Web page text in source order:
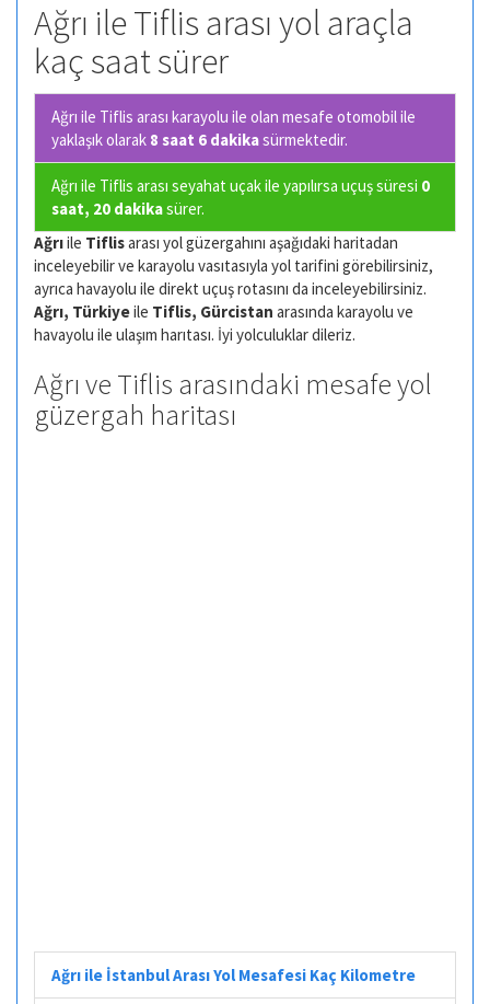
Ağrı ile Tiflis arası yol araçla
kaç saat sürer
Ağrı ile Tiflis arası karayolu ile olan mesafe otomobil ile
yaklaşık olarak 8 saat 6 dakikasürmektedir.
Ağrı ile Tiflis arası seyahat uçak ile yapılırsa uçuş süresi 0
saat, 20 dakikasürer.
Ağrıile Tiflisarası yol güzergahını aşağıdaki haritadan
inceleyebilir ve karayolu vasıtasıyla yol tarifini görebilirsiniz,
ayrıca havayolu ile direkt uçuş rotasını da inceleyebilirsiniz.
Ağrı, Türkiyeile Tiflis, Gürcistan arasında karayolu ve
havayolu ile ulaşım harıtası. İyi yolculuklar dileriz.
Ağrı ve Tiflis arasındaki mesafe yol
güzergah haritası
Ağrı ile İstanbul Arası Yol Mesafesi Kaç Kilometre